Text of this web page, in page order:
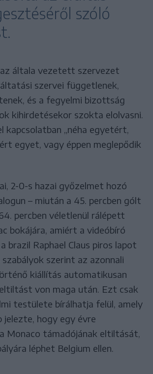
szóló
általa vezetett szervezet
szervei függetlenek,
és a fegyelmi bizottság
kihirdetésekor szokta elolvasni.
kapcsolatban „néha egyetért,
egyet, vagy éppen meglepődik
2-0-s hazai győzelmet hozó
– miután a 45. percben gólt
percben véletlenül rálépett
bokájára, amiért a videóbíró
brazil Raphael Claus piros lapot
szerint az azonnali
kiállítás automatikusan
von maga után. Ezt csak
testülete bírálhatja felül, amely
jelezte, hogy egy évre
Monaco támadójának eltiltását,
léphet Belgium ellen.